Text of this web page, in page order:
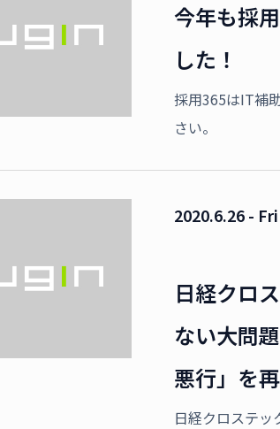
今年も採
した！
採用365はIT補
さい。
2020.6.26 - Fri
日経クロ
ない大問
悪行」を
日経クロステッ